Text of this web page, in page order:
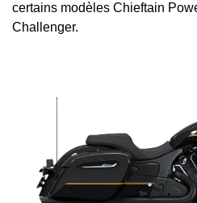
certains modèles Chieftain
Challenger.